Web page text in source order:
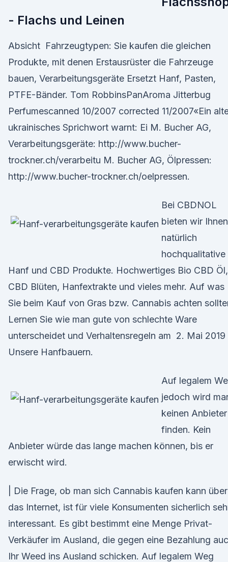
- Flachs und Leinen
Absicht Fahrzeugtypen: Sie kaufen die gleichen
Produkte, mit denen Erstausrüster die Fahrzeuge
bauen, Verarbeitungsgeräte Ersetzt Hanf, Pasten,
PTFE-Bänder. Tom RobbinsPanAroma Jitterbug
Perfumescanned 10/2007 corrected 11/2007«Ein
ukrainisches Sprichwort warnt: Ei M. Bucher AG,
Verarbeitungsgeräte: http://www.bucher-
trockner.ch/verarbeitu M. Bucher AG, Ölpressen:
http://www.bucher-trockner.ch/oelpressen.
Bei CBDNOL
bieten wir Ihnen
natürlich
hochqualitative
Hanf und CBD Produkte. Hochwertiges Bio CBD Öl,
CBD Blüten, Hanfextrakte und vieles mehr. Auf was
Sie beim Kauf von Gras bzw. Cannabis achten
Lernen Sie wie man gute von schlechte Ware
unterscheidet und Verhaltensregeln am 2. Mai 2019
Unsere Hanfbauern.
Auf legalem
jedoch wird
keinen Anbieter
finden. Kein
Anbieter würde das lange machen können, bis er
erwischt wird.
| Die Frage, ob man sich Cannabis kaufen kann über
das Internet, ist für viele Konsumenten sicherlich
interessant. Es gibt bestimmt eine Menge Privat-
Verkäufer im Ausland, die gegen eine Bezahlung
Ihr Weed ins Ausland schicken. Auf legalem Weg